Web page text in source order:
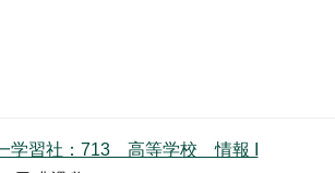
学習社：713 高等学校 情報 I